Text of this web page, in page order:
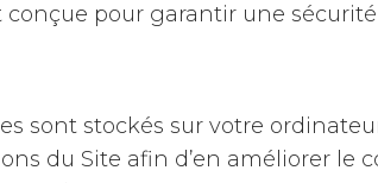
pour garantir une
sont stockés sur votre
du Site afin d’en améliorer le